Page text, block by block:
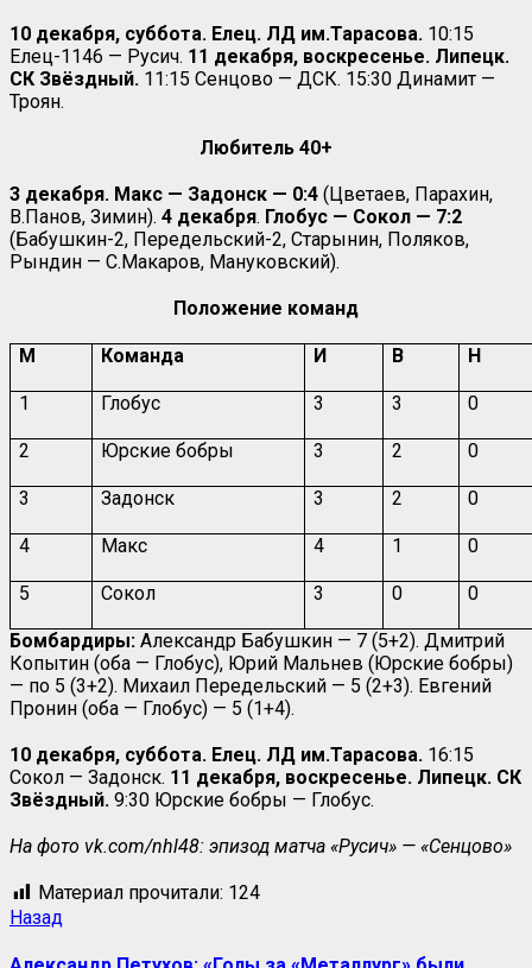
10 декабря, суббота. Елец. ЛД им.Тарасова. 10:15
Елец-1146 — Русич. 11 декабря, воскресенье. Липецк.
СК Звёздный. 11:15 Сенцово — ДСК. 15:30 Динамит —
Троян.
Любитель 40+
3 декабря. Макс — Задонск — 0:4 (Цветаев, Парахин,
В.Панов, Зимин). 4 декабря. Глобус — Сокол — 7:2
(Бабушкин-2, Передельский-2, Старынин, Поляков,
Рындин — С.Макаров, Мануковский).
Положение команд
М Команда И В Н
1 Глобус 3 3 0
2 Юрские бобры 3 2 0
3 Задонск 3 2 0
4 Макс 4 1 0
5 Сокол 3 0 0
Бомбардиры: Александр Бабушкин — 7 (5+2). Дмитрий
Копытин (оба — Глобус), Юрий Мальнев (Юрские бобры)
— по 5 (3+2). Михаил Передельский — 5 (2+3). Евгений
Пронин (оба — Глобус) — 5 (1+4).
10 декабря, суббота. Елец. ЛД им.Тарасова. 16:15
Сокол — Задонск. 11 декабря, воскресенье. Липецк. СК
Звёздный. 9:30 Юрские бобры — Глобус.
На фото vk.com/nhl48: эпизод матча «Русич» — «Сенцово»
Материал прочитали: 124
Назад